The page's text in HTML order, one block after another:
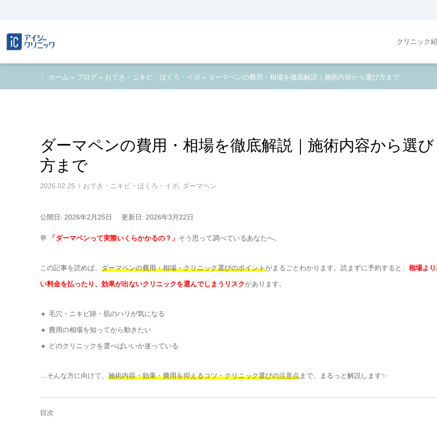
クリニック
ホーム » ブログ » おでき・ニキビ・ほくろ・イボ » ダーマペンの費用・相場を徹底解説｜施術内容から選び方まで
ダーマペンの費用・相場を徹底解説｜施術内容から選び
方まで
2026.02.25 おでき・ニキビ・ほくろ・イボ ダーマペン
公開日: 2026年2月25日 更新日: 2026年3月22日
💬 「ダーマペンって実際いくらかかるの？」 そう思って調べているあなたへ。
この記事を読めば、 ダーマペンの費用・相場・クリニック選びのポイントがまるごとわかります。読まずに予約すると、 相場よ
い料金を払ったり、効果が出ないクリニックを選んでしまうリスクがあります。
🔸 毛穴・ニキビ跡・肌のハリが気になる
🔸 費用の相場を知ってから動きたい
🔸 どのクリニックを選べばいいか迷っている
…そんな方に向けて、 施術内容・効果・費用を抑えるコツ・クリニック選びの注意点まで、まるっと解説します✨
目次